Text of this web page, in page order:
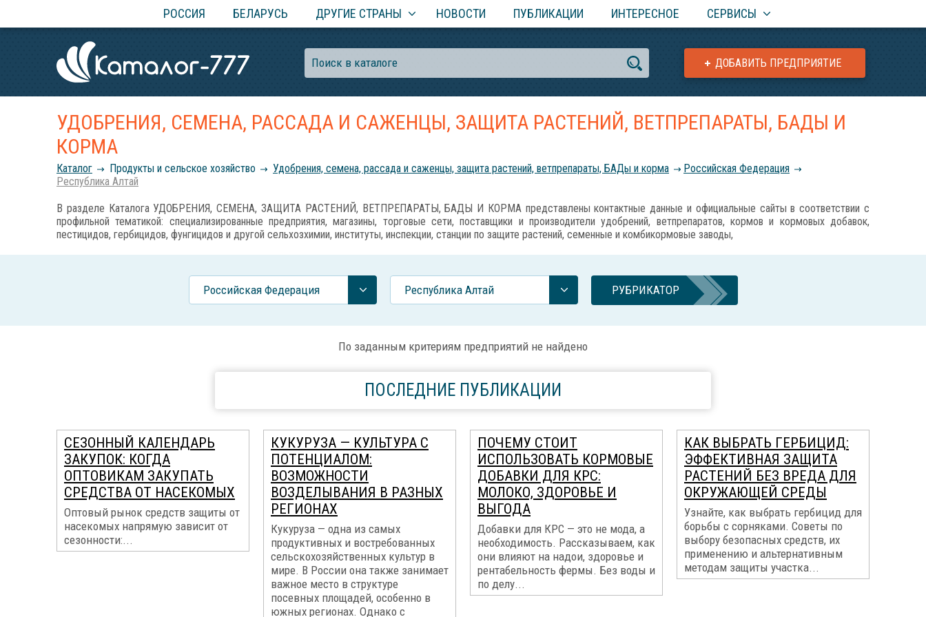
РОССИЯ БЕЛАРУСЬ ДРУГИЕ СТРАНЫ НОВОСТИ ПУБЛИКАЦИИ ИНТЕРЕСНОЕ СЕРВИСЫ
ДОБАВИТЬ ПРЕДПРИЯТИЕ
УДОБРЕНИЯ, СЕМЕНА, РАССАДА И САЖЕНЦЫ, ЗАЩИТА РАСТЕНИЙ, ВЕТПРЕПАРАТЫ, БАДЫ И
КОРМА
Каталог Продукты и сельское хозяйство Удобрения, семена, рассада и саженцы, защита растений, ветпрепараты, БАДы и корма
Российcкая Федерация
Республика Алтай
В разделе Каталога УДОБРЕНИЯ, СЕМЕНА, ЗАЩИТА РАСТЕНИЙ, ВЕТПРЕПАРАТЫ, БАДЫ И КОРМА представлены контактные данные и официальные сайты в соответствии с
профильной тематикой: специализированные предприятия, магазины, торговые сети, поставщики и производители удобрений, ветпрепаратов, кормов и кормовых добавок,
пестицидов, гербицидов, фунгицидов и другой сельхозхимии, институты, инспекции, станции по защите растений, семенные и комбикормовые заводы,
Российcкая Федерация Республика Алтай РУБРИКАТОР
По заданным критериям предприятий не найдено
ПОСЛЕДНИЕ ПУБЛИКАЦИИ
СЕЗОННЫЙ КАЛЕНДАРЬ
ЗАКУПОК: КОГДА
ОПТОВИКАМ ЗАКУПАТЬ
СРЕДСТВА ОТ НАСЕКОМЫХ
Оптовый рынок средств защиты от
насекомых напрямую зависит от
сезонности:...
КУКУРУЗА — КУЛЬТУРА С
ПОТЕНЦИАЛОМ:
ВОЗМОЖНОСТИ
ВОЗДЕЛЫВАНИЯ В РАЗНЫХ
РЕГИОНАХ
Кукуруза — одна из самых
продуктивных и востребованных
сельскохозяйственных культур в
мире. В России она также занимает
важное место в структуре
посевных площадей, особенно в
южных регионах. Однако с
ПОЧЕМУ СТОИТ
ИСПОЛЬЗОВАТЬ КОРМОВЫЕ
ДОБАВКИ ДЛЯ КРС:
МОЛОКО, ЗДОРОВЬЕ И
ВЫГОДА
Добавки для КРС — это не мода, а
необходимость. Рассказываем, как
они влияют на надои, здоровье и
рентабельность фермы. Без воды и
по делу...
КАК ВЫБРАТЬ ГЕРБИЦИД:
ЭФФЕКТИВНАЯ ЗАЩИТА
РАСТЕНИЙ БЕЗ ВРЕДА ДЛЯ
ОКРУЖАЮЩЕЙ СРЕДЫ
Узнайте, как выбрать гербицид для
борьбы с сорняками. Советы по
выбору безопасных средств, их
применению и альтернативным
методам защиты участка...